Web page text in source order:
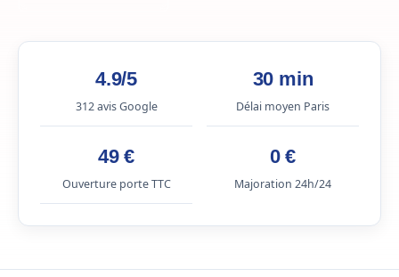
4.9/5
312 avis Google
30 min
Délai moyen Paris
49 €
Ouverture porte TTC
0 €
Majoration 24h/24